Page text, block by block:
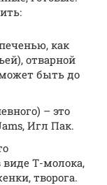
как
отварной
быть до
– это
Игл Пак.
Т-молока,
творога.